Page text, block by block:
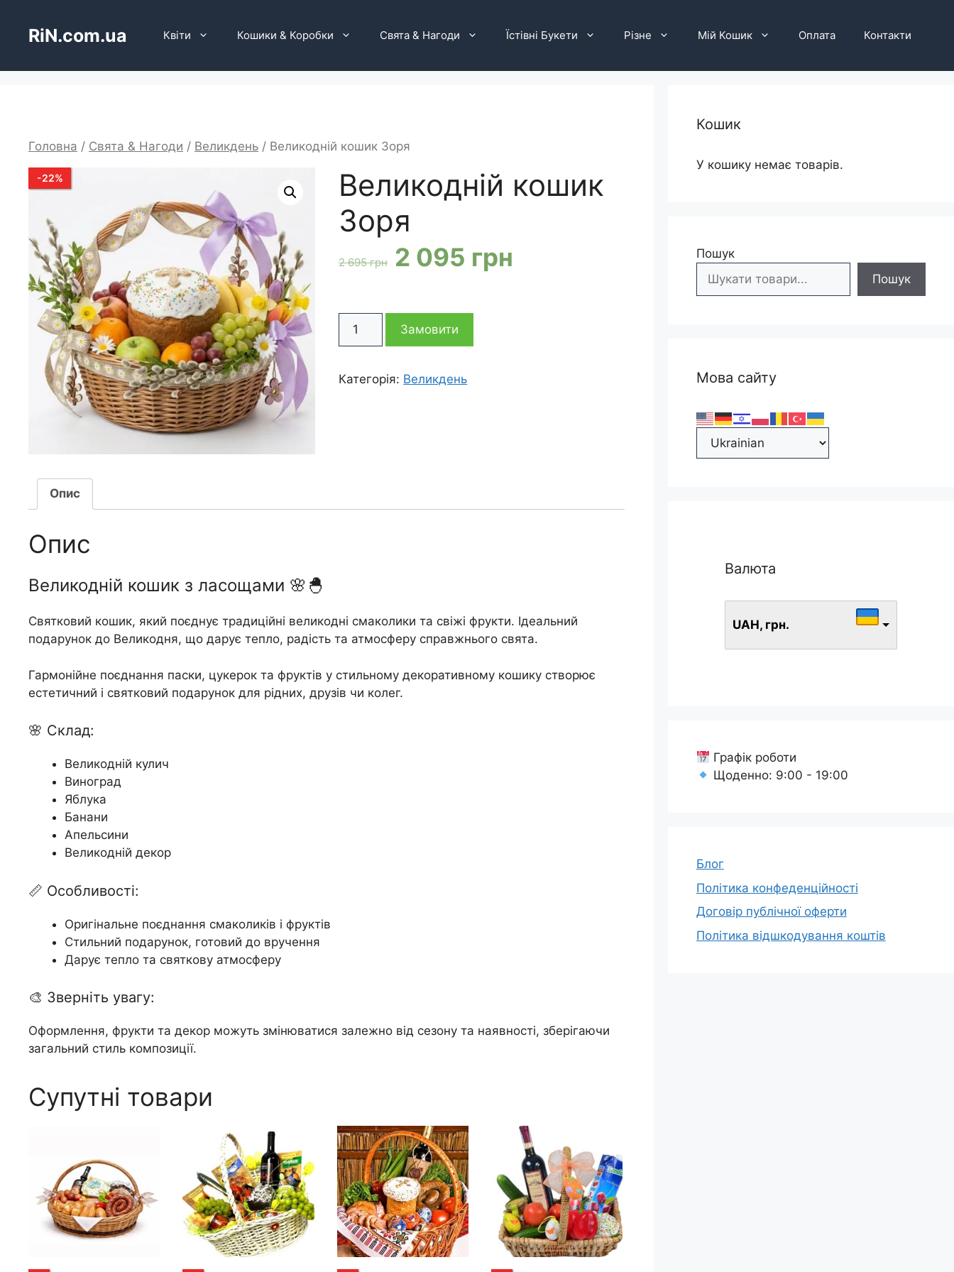
вмістуRiN.com.ua Квіти Кошики & Коробки Свята & Нагоди Їстівні Букети Різне Мій Кошик Оплата Контакти
Головна / Свята & Нагоди / Великдень / Великодній кошик Зоря
-22%
Великодній кошик
Зоря
2 695грн
Оригінальна
2
695 грн
2 095 грн
кошик
кількість
Замовити
Категорія: Великдень
Опис
Опис
Великодній кошик з ласощами 🌸🐣
Святковий кошик, який поєднує традиційні великодні смаколики та свіжі фрукти. Ідеальний
подарунок до Великодня, що дарує тепло, радість та атмосферу справжнього свята.
Гармонійне поєднання паски, цукерок та фруктів у стильному декоративному кошику створює
естетичний і святковий подарунок для рідних, друзів чи колег.
🌸 Склад:
Великодній кулич
Виноград
Яблука
Банани
Апельсини
Великодній декор
📏 Особливості:
Оригінальне поєднання смаколиків і фруктів
Стильний подарунок, готовий до вручення
Дарує тепло та святкову атмосферу
🎨 Зверніть увагу:
Оформлення, фрукти та декор можуть змінюватися залежно від сезону та наявності, зберігаючи
загальний стиль композиції.
Супутні товари
Кошик
У кошику немає товарів.
Пошук
Пошук
Мова сайту
Валюта
UAH, грн.
Графік роботи
Щоденно: 9:00 - 19:00
Блог
Політика конфеденційності
Договір публічної оферти
Політика відшкодування коштів